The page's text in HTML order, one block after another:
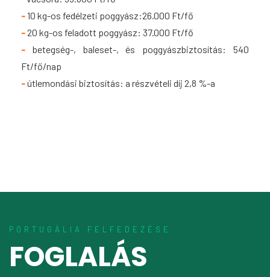
-10 kg-os fedélzeti poggyász:26.000 Ft/fő
- 20 kg-os feladott poggyász: 37.000 Ft/fő
- betegség-, baleset-, és poggyászbiztosítás: 540
Ft/fő/nap
-útlemondási biztosítás: a részvételi díj 2,8 %-a
PORTUGÁLIA FELFEDEZÉSE
FOGLALÁS